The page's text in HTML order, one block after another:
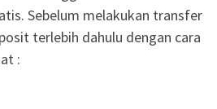
Sebelum melakukan transfer
terlebih dahulu dengan cara
: